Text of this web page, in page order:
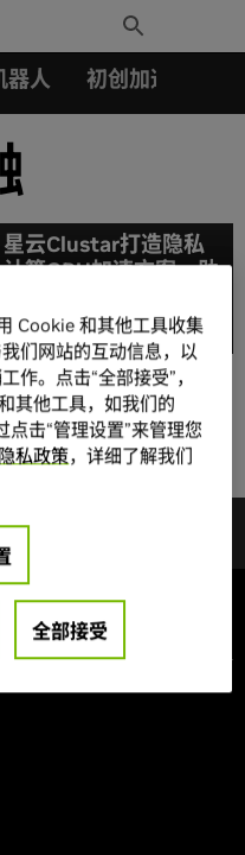
Toggle
Search
器人 初创加速会员成
星云Clustar打造隐私
计算GPU加速方案，助
邦学习大规模应用
Cookie 和其他工具收集
们网站的互动信息，以
作。点击“全部接受”，
其他工具，如我们的
点击“管理设置”来管理您
隐私政策，详细了解我们
全部接受